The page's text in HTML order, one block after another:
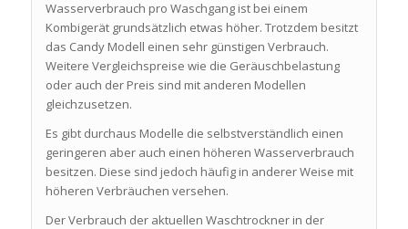
Wasserverbrauch pro Waschgang ist bei einem
Kombigerät grundsätzlich etwas höher. Trotzdem besitzt
das Candy Modell einen sehr günstigen Verbrauch.
Weitere Vergleichspreise wie die Geräuschbelastung
oder auch der Preis sind mit anderen Modellen
gleichzusetzen.
Es gibt durchaus Modelle die selbstverständlich einen
geringeren aber auch einen höheren Wasserverbrauch
besitzen. Diese sind jedoch häufig in anderer Weise mit
höheren Verbräuchen versehen.
Der Verbrauch der aktuellen Waschtrockner in der